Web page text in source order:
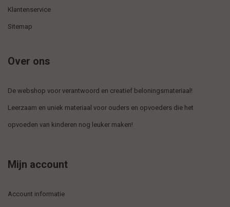
Klantenservice
Sitemap
Over ons
De webshop voor verantwoord en creatief beloningsmateriaal!
Leerzaam en uniek materiaal voor ouders en opvoeders die het
opvoeden van kinderen nog leuker maken!
Mijn account
Account informatie